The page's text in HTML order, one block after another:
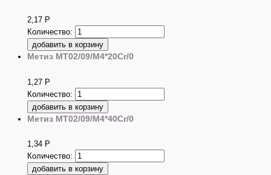
2,17 Р
Количество:
Метиз MT02/09/M4*20Cr/0
1,27 Р
Количество:
Метиз MT02/09/M4*40Cr/0
1,34 Р
Количество: